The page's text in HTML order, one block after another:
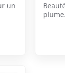
un
plume.